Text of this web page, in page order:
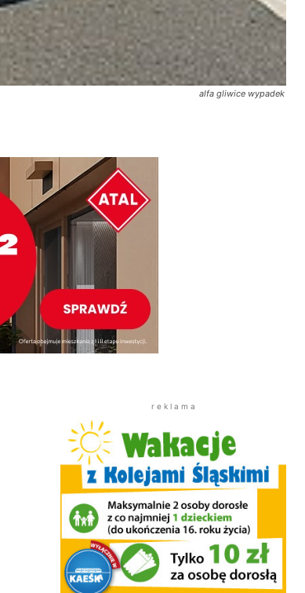
alfa gliwice wypadek
r e k l a m a